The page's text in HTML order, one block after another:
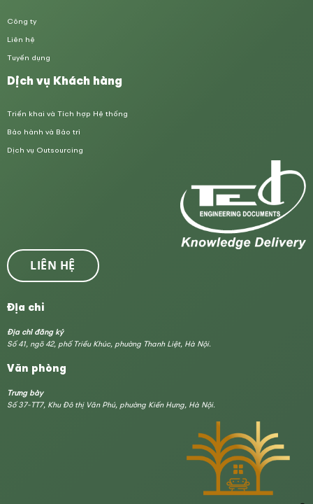
Công ty
Liên hệ
Tuyển dụng
Dịch vụ Khách hàng
Triển khai và Tích hợp Hệ thống
Bảo hành và Bảo trì
Dịch vụ Outsourcing
LIÊN HỆ
Địa chỉ
Địa chỉ đăng ký
Số 41, ngõ 42, phố Triều Khúc, phường Thanh Liệt, Hà Nội.
Văn phòng
Trưng bày
Số 37-TT7, Khu Đô thị Văn Phú, phường Kiến Hưng, Hà Nội.